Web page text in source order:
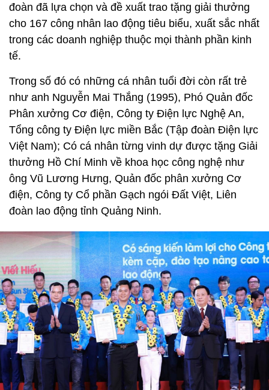
đoàn đã lựa chọn và đề xuất trao tặng giải thưởng
cho 167 công nhân lao động tiêu biểu, xuất sắc nhất
trong các doanh nghiệp thuộc mọi thành phần kinh
tế.
Trong số đó có những cá nhân tuổi đời còn rất trẻ
như anh Nguyễn Mai Thắng (1995), Phó Quản đốc
Phân xưởng Cơ điện, Công ty Điện lực Nghệ An,
Tổng công ty Điện lực miền Bắc (Tập đoàn Điện lực
Việt Nam); Có cá nhân từng vinh dự được tặng Giải
thưởng Hồ Chí Minh về khoa học công nghệ như
ông Vũ Lương Hưng, Quản đốc phân xưởng Cơ
điện, Công ty Cổ phần Gạch ngói Đất Việt, Liên
đoàn lao động tỉnh Quảng Ninh.